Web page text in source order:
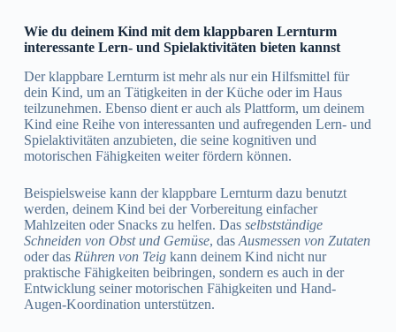
Wie du deinem Kind mit dem klappbaren Lernturm
interessante Lern- und Spielaktivitäten bieten kannst
Der klappbare Lernturm ist mehr als nur ein Hilfsmittel für
dein Kind, um an Tätigkeiten in der Küche oder im Haus
teilzunehmen. Ebenso dient er auch als Plattform, um deinem
Kind eine Reihe von interessanten und aufregenden Lern- und
Spielaktivitäten anzubieten, die seine kognitiven und
motorischen Fähigkeiten weiter fördern können.
Beispielsweise kann der klappbare Lernturm dazu benutzt
werden, deinem Kind bei der Vorbereitung einfacher
Mahlzeiten oder Snacks zu helfen. Das selbstständige
Schneiden von Obst und Gemüse, das Ausmessen von Zutaten
oder das Rühren von Teigkann deinem Kind nicht nur
praktische Fähigkeiten beibringen, sondern es auch in der
Entwicklung seiner motorischen Fähigkeiten und Hand-
Augen-Koordination unterstützen.